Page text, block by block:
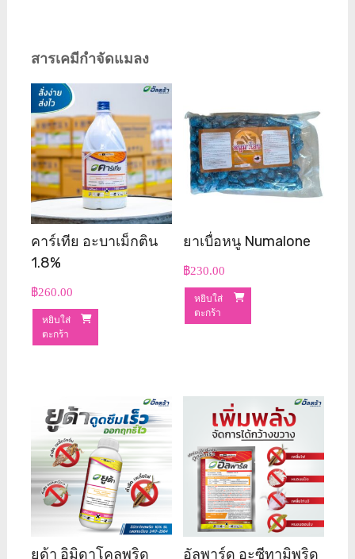
สารเคมีกำจัดแมลง
คาร์เทีย อะบาเม็กติน
1.8%
฿260.00
หยิบใส่
ตะกร้า
ยาเบื่อหนู Numalone
฿230.00
หยิบใส่
ตะกร้า
ยูด้า อิมิดาโคลพริด อัลพาร์ด อะซีทามิพริด